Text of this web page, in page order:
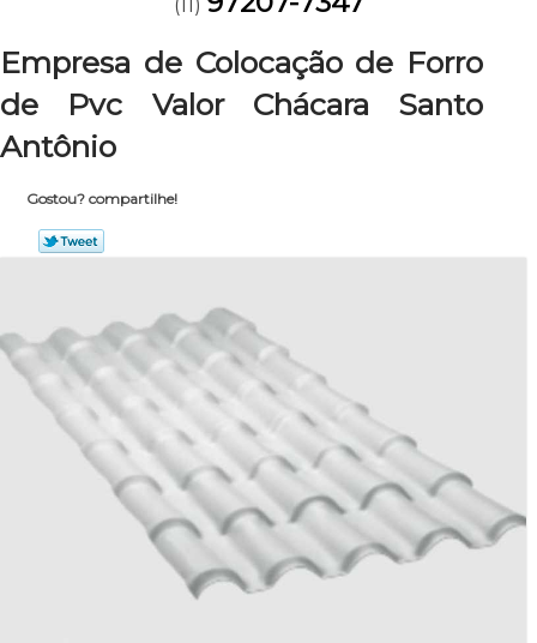
(11)
Empresa de Colocação de Forro
de Pvc Valor Chácara Santo
Antônio
Gostou? compartilhe!